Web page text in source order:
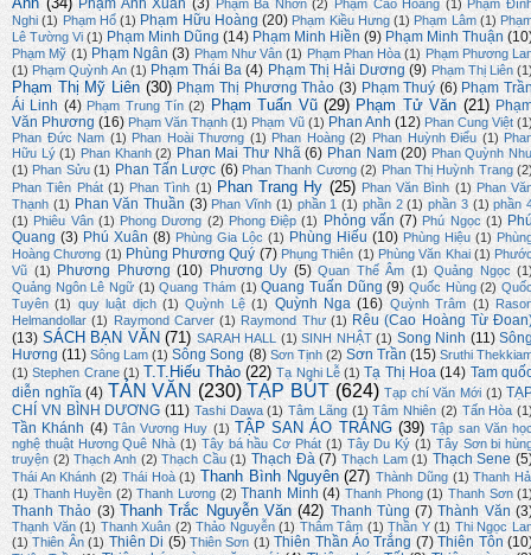
Phạm Anh Xuân (3) Phạm Bá Nhơn (2) Phạm Cao Hoàng (1) Phạm
Nghi (1) Phạm Hổ (1) Phạm Hữu Hoàng (20) Phạm Kiều Hưng (1) Phạm Lâm (1)
Lê Tường Vi (1) Phạm Minh Dũng (14) Phạm Minh Hiền (9) Phạm Minh Thuận
Phạm Mỹ (1) Phạm Ngân (3) Phạm Như Vân (1) Phạm Phan Hòa (1) Phạm Phương
(1) Phạm Quỳnh An (1) Phạm Thái Ba (4) Phạm Thị Hải Dương (9) Phạm Thị Liên
Phạm Thị Mỹ Liên (30) Phạm Thị Phương Thảo (3) Phạm Thuý (6) Phạm
Ái Linh (4) Phạm Trung Tín (2) Phạm Tuấn Vũ (29) Phạm Tử Văn (21)
Văn Phương (16) Phạm Văn Thạnh (1) Phạm Vũ (1) Phan Anh (12) Phan Cung Việt
Phan Đức Nam (1) Phan Hoài Thương (1) Phan Hoàng (2) Phan Huỳnh Điểu (1)
Hữu Lý (1) Phan Khanh (2) Phan Mai Thư Nhã (6) Phan Nam (20) Phan Quỳnh
(1) Phan Sửu (1) Phan Tấn Lược (6) Phan Thanh Cương (2) Phan Thị Huỳnh Trang
Phan Tiên Phát (1) Phan Tình (1) Phan Trang Hy (25) Phan Văn Bình (1) Phan
Thạnh (1) Phan Văn Thuần (3) Phan Vĩnh (1) phần 1 (1) phần 2 (1) phần 3 (1) phần
(1) Phiêu Vân (1) Phong Dương (2) Phong Điệp (1) Phỏng vấn (7) Phú Ngọc (1)
Quang (3) Phú Xuân (8) Phùng Gia Lộc (1) Phùng Hiếu (10) Phùng Hiệu (1)
Hoàng Chương (1) Phùng Phương Quý (7) Phụng Thiên (1) Phùng Văn Khai (1)
Vũ (1) Phương Phương (10) Phương Uy (5) Quan Thế Âm (1) Quảng Ngọc
Quảng Ngôn Lê Ngữ (1) Quang Thám (1) Quang Tuấn Dũng (9) Quốc Hùng (2)
Tuyên (1) quy luật dịch (1) Quỳnh Lệ (1) Quỳnh Nga (16) Quỳnh Trâm (1)
Helmandollar (1) Raymond Carver (1) Raymond Thư (1) Rêu (Cao Hoàng Từ
(13) SÁCH BẠN VĂN (71) SARAH HALL (1) SINH NHẬT (1) Song Ninh (11)
Hương (11) Sông Lam (1) Sông Song (8) Sơn Tịnh (2) Sơn Trần (15) Sruthi
(1) Stephen Crane (1) T.T.Hiếu Thảo (22) Tạ Nghi Lễ (1) Tạ Thị Hoa (14) Tam
diễn nghĩa (4) TẢN VĂN (230) TẠP BÚT (624) Tạp chí Văn Mới (1)
CHÍ VN BÌNH DƯƠNG (11) Tashi Dawa (1) Tâm Lãng (1) Tâm Nhiên (2) Tấn Hòa
Tần Khánh (4) Tân Vương Huy (1) TẬP SAN ÁO TRẮNG (39) Tập san Văn
nghệ thuật Hương Quê Nhà (1) Tây bá hầu Cơ Phát (1) Tây Du Ký (1) Tây Sơn bi
truyện (2) Thạch Anh (2) Thạch Cầu (1) Thạch Đà (7) Thạch Lam (1) Thạch Sene
Thái An Khánh (2) Thái Hoà (1) Thanh Bình Nguyên (27) Thành Dũng (1) Thanh
(1) Thanh Huyền (2) Thanh Lương (2) Thanh Minh (4) Thanh Phong (1) Thanh Sơn
Thanh Thảo (3) Thanh Trắc Nguyễn Văn (42) Thanh Tùng (7) Thành Văn
Thạnh Văn (1) Thanh Xuân (2) Thảo Nguyễn (1) Thâm Tâm (1) Thần Y (1) Thi Ngọc
(1) Thiên Ân (1) Thiên Di (5) Thiên Sơn (1) Thiên Thần Áo Trắng (7) Thiên Tôn